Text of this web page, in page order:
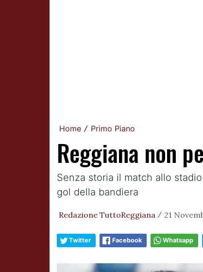
Home / Primo Piano
Reggiana non
Senza storia il match allo
gol della bandiera
Redazione TuttoReggiana / 21
Twitter Facebook Whatsapp